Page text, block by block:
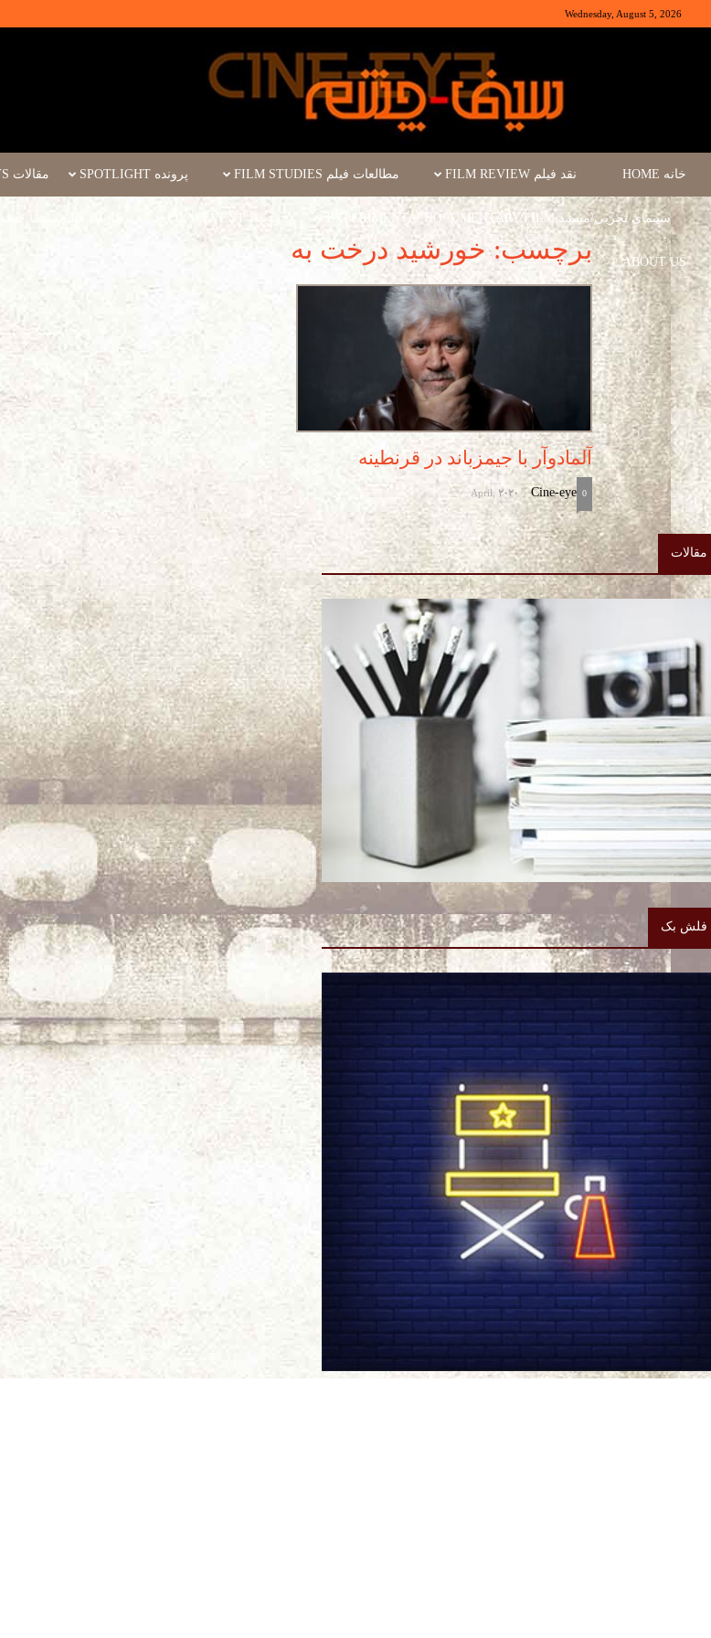
Wednesday, August 5, 2026
خانه HOME نقد فیلم FILM REVIEW مطالعات فیلم FILM STUDIES پرونده SPOTLIGHT مقالات ESSAYS
سینمای تجربی/مستند EXPERIMENTA/ DOCUMENTARY FILM رویداد FILM EVENT کارگاه فیلم سینما چشم WORKSHOPS/MASTERCLASSES
ABOUT US برچسب: خورشید درخت به
آلمادوآر با جیمزباند در قرنطینه
Cine-eye
-
April, 2020 0
مقالات
فلش بک